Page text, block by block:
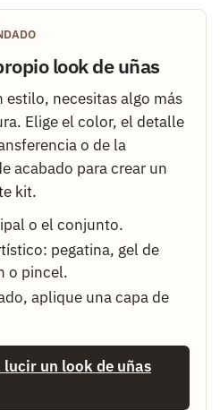
look de uñas
estilo, necesitas algo más
Elige el color, el detalle
o de la
acabado para crear un
kit.
o el conjunto.
pegatina, gel de
o pincel.
aplique una capa de
un look de uñas